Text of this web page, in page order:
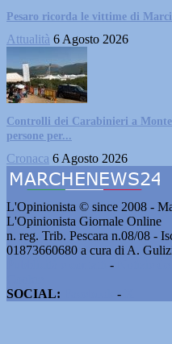
Pesaro ricorda le vittime di
Attualità 6 Agosto 2026
Controlli dei Carabinieri a
persone per...
Cronaca 6 Agosto 2026
L'Opinionista © since 2008 -
L'Opinionista Giornale Online
n. reg. Trib. Pescara n.08/08 -
01873660680 a cura di A.
-
SOCIAL:
-